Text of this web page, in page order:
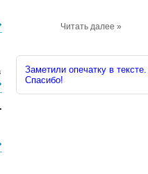
Читать далее »
Заметили опечатку в
Спасибо!
.